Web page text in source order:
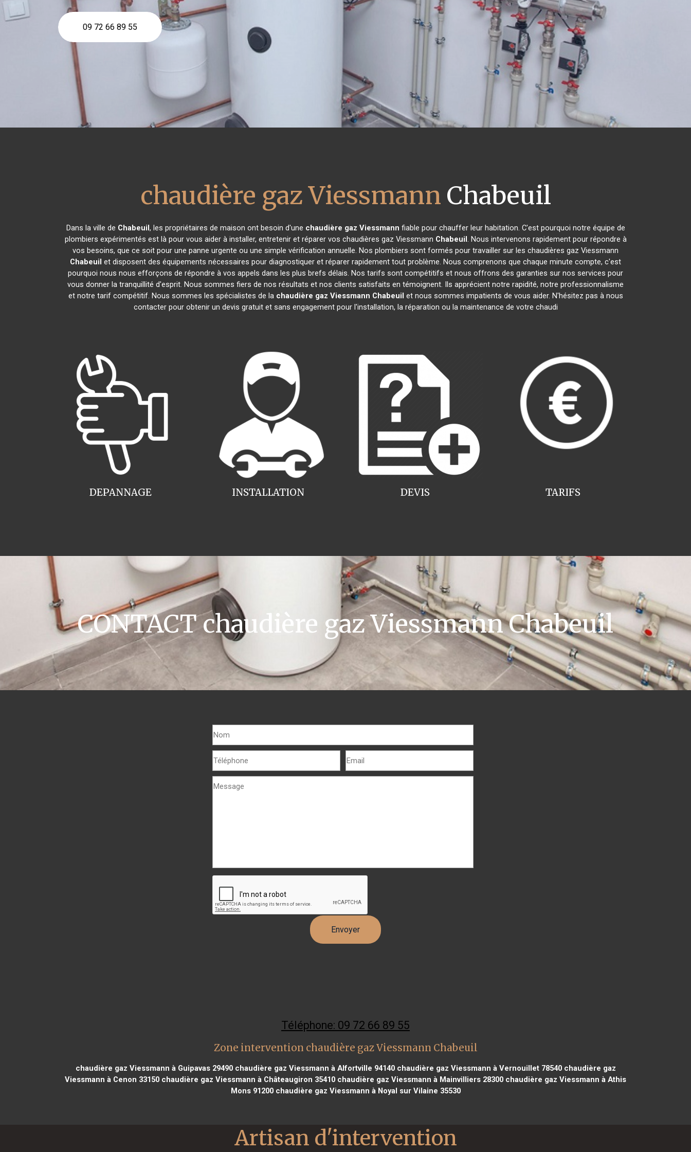
09 72 66 89 55
chaudière gaz Viessmann Chabeuil
Dans la ville de Chabeuil, les propriétaires de maison ont besoin d'une chaudière gaz Viessmann fiable pour chauffer leur habitation. C'est pourquoi notre équipe de
plombiers expérimentés est là pour vous aider à installer, entretenir et réparer vos chaudières gaz Viessmann Chabeuil. Nous intervenons rapidement pour répondre à
vos besoins, que ce soit pour une panne urgente ou une simple vérification annuelle. Nos plombiers sont formés pour travailler sur les chaudières gaz Viessmann
Chabeuil et disposent des équipements nécessaires pour diagnostiquer et réparer rapidement tout problème. Nous comprenons que chaque minute compte, c'est
pourquoi nous nous efforçons de répondre à vos appels dans les plus brefs délais. Nos tarifs sont compétitifs et nous offrons des garanties sur nos services pour
vous donner la tranquillité d'esprit. Nous sommes fiers de nos résultats et nos clients satisfaits en témoignent. Ils apprécient notre rapidité, notre professionnalisme
et notre tarif compétitif. Nous sommes les spécialistes de la chaudière gaz Viessmann Chabeuil et nous sommes impatients de vous aider. N'hésitez pas à nous
contacter pour obtenir un devis gratuit et sans engagement pour l'installation, la réparation ou la maintenance de votre chaudi
INSTALLATION
DEPANNAGE TARIFS
DEVIS
CONTACT chaudière gaz Viessmann Chabeuil
Téléphone: 09 72 66 89 55
Zone intervention chaudière gaz Viessmann Chabeuil
chaudière gaz Viessmann à Guipavas 29490chaudière gaz Viessmann à Alfortville 94140chaudière gaz Viessmann à Vernouillet 78540chaudière gaz
Viessmann à Cenon 33150 chaudière gaz Viessmann à Châteaugiron 35410 chaudière gaz Viessmann à Mainvilliers 28300 chaudière gaz Viessmann à Athis
Mons 91200chaudière gaz Viessmann à Noyal sur Vilaine 35530
Artisan d'intervention